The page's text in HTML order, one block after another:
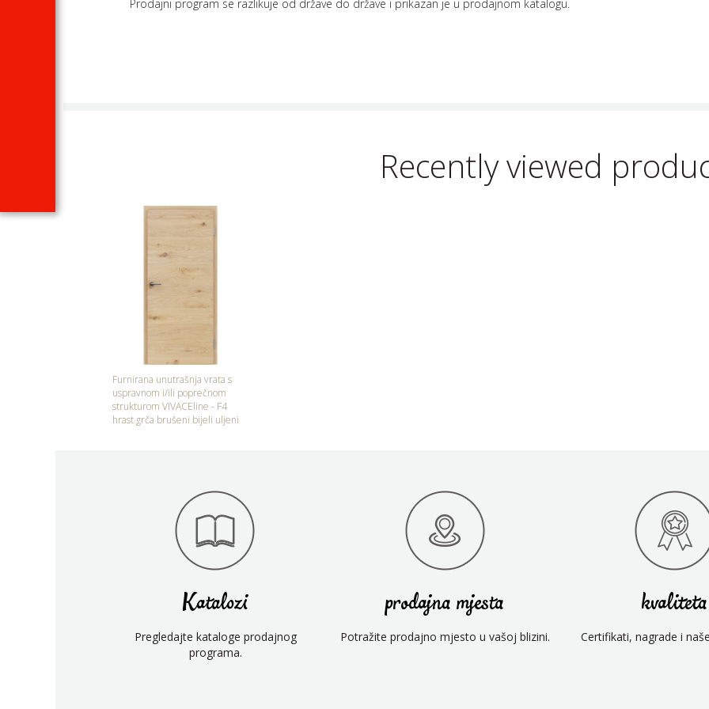
Prodajni program se razlikuje od države do države i prikazan je u prodajnom katalogu.
Recently viewed
Furnirana unutrašnja vrata s
uspravnom i/ili poprečnom
strukturom VIVACEline - F4
hrast grča brušeni bijeli uljeni
Katalozi
Pregledajte kataloge prodajnog
programa.
prodajna mjesta
Potražite prodajno mjesto u vašoj blizini.
kvaliteta
Certifikati, nagrade i